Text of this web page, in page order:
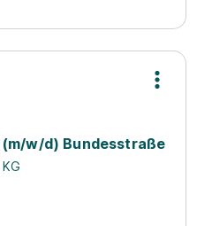
(m/w/d) Bundesstraße